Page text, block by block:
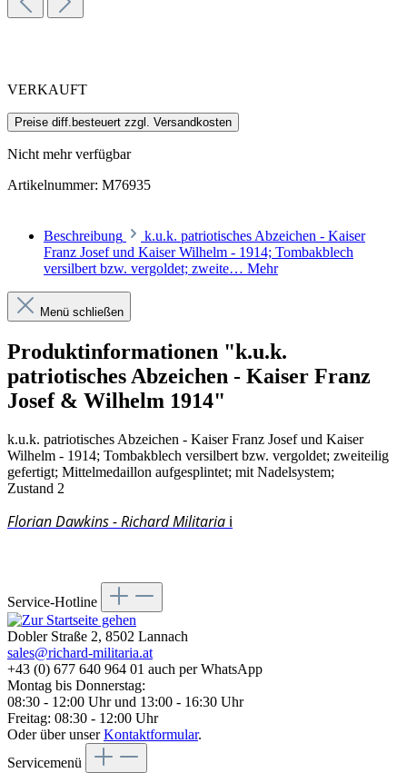
VERKAUFT
Preise diff.besteuert zzgl. Versandkosten
Nicht mehr verfügbar
Artikelnummer: M76935
Beschreibung
k.u.k. patriotisches Abzeichen - Kaiser
Franz Josef und Kaiser Wilhelm - 1914; Tombakblech
versilbert bzw. vergoldet; zweite… Mehr
Menü schließen
Produktinformationen "k.u.k.
patriotisches Abzeichen - Kaiser Franz
Josef & Wilhelm 1914"
k.u.k. patriotisches Abzeichen - Kaiser Franz Josef und Kaiser
Wilhelm - 1914; Tombakblech versilbert bzw. vergoldet; zweiteilig
gefertigt; Mittelmedaillon aufgesplintet; mit Nadelsystem;
Zustand 2
Florian Dawkins - Richard Militaria ℹ️
Service-Hotline
Dobler Straße 2, 8502 Lannach
sales@richard-militaria.at
+43 (0) 677 640 964 01 auch per WhatsApp
Montag bis Donnerstag:
08:30 - 12:00 Uhr und 13:00 - 16:30 Uhr
Freitag: 08:30 - 12:00 Uhr
Oder über unserKontaktformular.
Servicemenü